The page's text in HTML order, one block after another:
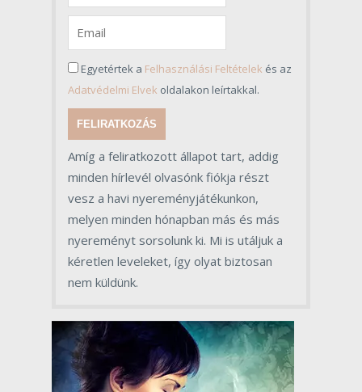
Egyetértek a Felhasználási Feltételek és az
Adatvédelmi Elvek oldalakon leírtakkal.
FELIRATKOZÁS
Amíg a feliratkozott állapot tart, addig
minden hírlevél olvasónk fiókja részt
vesz a havi nyereményjátékunkon,
melyen minden hónapban más és más
nyereményt sorsolunk ki. Mi is utáljuk a
kéretlen leveleket, így olyat biztosan
nem küldünk.